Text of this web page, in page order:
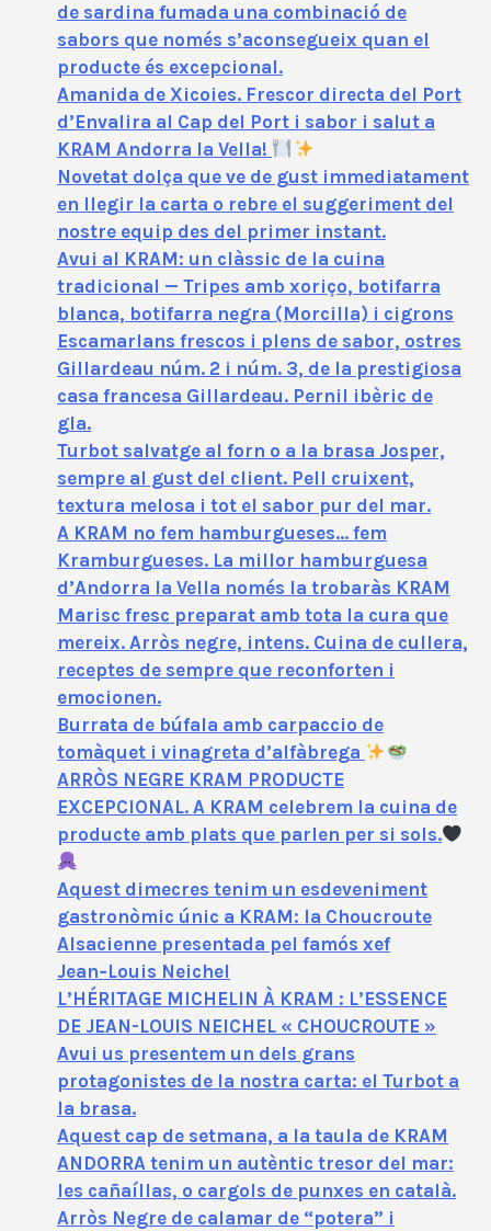
de sardina fumada una combinació de
sabors que només s’aconsegueix quan el
producte és excepcional.
Amanida de Xicoies. Frescor directa del Port
d’Envalira al Cap del Port i sabor i salut a
KRAM Andorra la Vella!
Novetat dolça que ve de gust immediatament
en llegir la carta o rebre el suggeriment del
nostre equip des del primer instant.
Avui al KRAM: un clàssic de la cuina
tradicional — Tripes amb xoriço, botifarra
blanca, botifarra negra (Morcilla) i cigrons
Escamarlans frescos i plens de sabor, ostres
Gillardeau núm. 2 i núm. 3, de la prestigiosa
casa francesa Gillardeau. Pernil ibèric de
gla.
Turbot salvatge al forn o a la brasa Josper,
sempre al gust del client. Pell cruixent,
textura melosa i tot el sabor pur del mar.
A KRAM no fem hamburgueses… fem
Kramburgueses. La millor hamburguesa
d’Andorra la Vella només la trobaràs KRAM
Marisc fresc preparat amb tota la cura que
mereix. Arròs negre, intens. Cuina de cullera,
receptes de sempre que reconforten i
emocionen.
Burrata de búfala amb carpaccio de
tomàquet i vinagreta d’alfàbrega
ARRÒS NEGRE KRAM PRODUCTE
EXCEPCIONAL. A KRAM celebrem la cuina de
producte amb plats que parlen per si sols.
Aquest dimecres tenim un esdeveniment
gastronòmic únic a KRAM: la Choucroute
Alsacienne presentada pel famós xef
Jean‑Louis Neichel
L’HÉRITAGE MICHELIN À KRAM : L’ESSENCE
DE JEAN-LOUIS NEICHEL « CHOUCROUTE »
Avui us presentem un dels grans
protagonistes de la nostra carta: el Turbot a
la brasa.
Aquest cap de setmana, a la taula de KRAM
ANDORRA tenim un autèntic tresor del mar:
les cañaíllas, o cargols de punxes en català.
Arròs Negre de calamar de “potera” i